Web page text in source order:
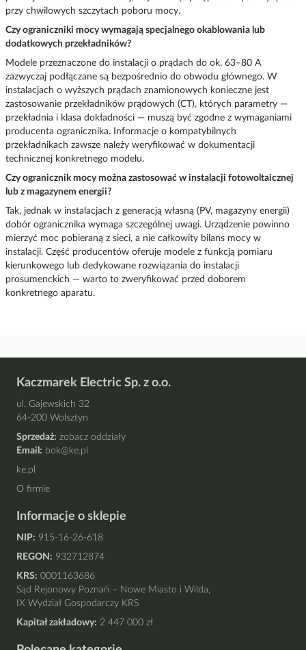
przy chwilowych szczytach poboru mocy.
Czy ograniczniki mocy wymagają specjalnego okablowania lub
dodatkowych przekładników?
Modele przeznaczone do instalacji o prądach do ok. 63–80 A
zazwyczaj podłączane są bezpośrednio do obwodu głównego. W
instalacjach o wyższych prądach znamionowych konieczne jest
zastosowanie przekładników prądowych (CT), których parametry —
przekładnia i klasa dokładności — muszą być zgodne z wymaganiami
producenta ogranicznika. Informacje o kompatybilnych
przekładnikach zawsze należy weryfikować w dokumentacji
technicznej konkretnego modelu.
Czy ogranicznik mocy można zastosować w instalacji fotowoltaicznej
lub z magazynem energii?
Tak, jednak w instalacjach z generacją własną (PV, magazyny energii)
dobór ogranicznika wymaga szczególnej uwagi. Urządzenie powinno
mierzyć moc pobieraną z sieci, a nie całkowity bilans mocy w
instalacji. Część producentów oferuje modele z funkcją pomiaru
kierunkowego lub dedykowane rozwiązania do instalacji
prosumenckich — warto to zweryfikować przed doborem
konkretnego aparatu.
Kaczmarek Electric Sp. z o.o.
ul. Gajewskich 32
64-200 Wolsztyn
Sprzedaż: zobacz oddziały
Email: bok@ke.pl
ke.pl
O firmie
Informacje o sklepie
NIP: 915-16-26-618
REGON: 932712874
KRS: 0001163686
Sąd Rejonowy Poznań – Nowe Miasto i Wilda,
IX Wydział Gospodarczy KRS
Kapitał zakładowy: 2 447 000 zł